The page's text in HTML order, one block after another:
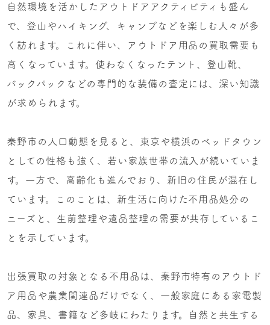
自然環境を活かしたアウトドアアクティビティも盛ん
で、登山やハイキング、キャンプなどを楽しむ人々が多
く訪れます。これに伴い、アウトドア用品の買取需要も
高くなっています。使わなくなったテント、登山靴、
バックパックなどの専門的な装備の査定には、深い知識
が求められます。
秦野市の人口動態を見ると、東京や横浜のベッドタウン
としての性格も強く、若い家族世帯の流入が続いていま
す。一方で、高齢化も進んでおり、新旧の住民が混在し
ています。このことは、新生活に向けた不用品処分の
ニーズと、生前整理や遺品整理の需要が共存しているこ
とを示しています。
出張買取の対象となる不用品は、秦野市特有のアウトド
ア用品や農業関連品だけでなく、一般家庭にある家電製
品、家具、書籍など多岐にわたります。自然と共生する